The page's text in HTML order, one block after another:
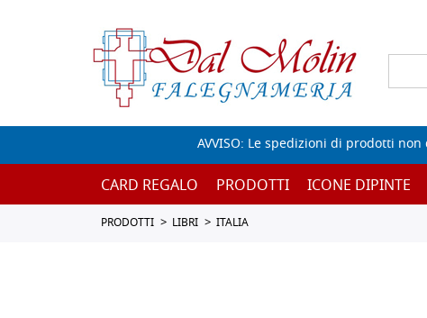
AVVISO: Le spedizioni di prodotti
CARD REGALO PRODOTTI ICONE DIPINTE
PRODOTTI LIBRI ITALIA